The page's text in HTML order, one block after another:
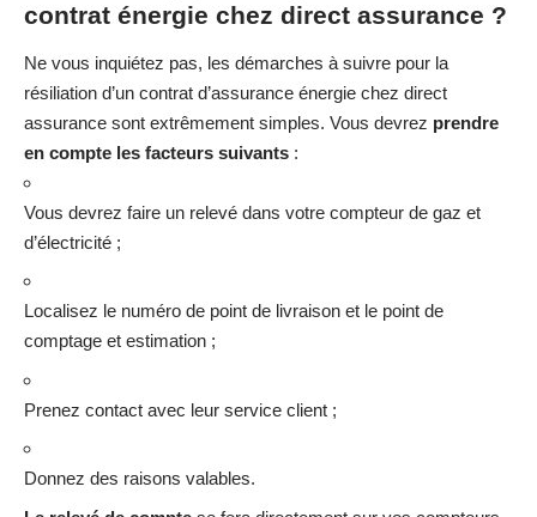
contrat énergie chez direct assurance ?
Ne vous inquiétez pas, les démarches à suivre pour la
résiliation d’un contrat d’assurance énergie chez direct
assurance sont extrêmement simples. Vous devrez prendre
en compte les facteurs suivants :
Vous devrez faire un relevé dans votre compteur de gaz et
d’électricité ;
Localisez le numéro de point de livraison et le point de
comptage et estimation ;
Prenez contact avec leur service client ;
Donnez des raisons valables.